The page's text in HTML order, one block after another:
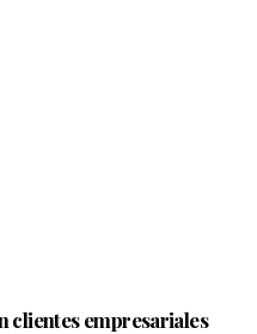
clientes empresariales